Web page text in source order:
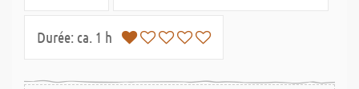
Durée: ca. 1 h